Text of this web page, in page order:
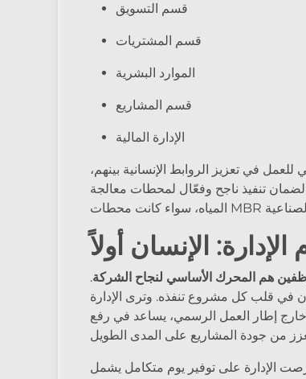
قسم التسويق
قسم المشتريات
الموارد البشرية
قسم المشاريع
الإدارة المالية
في تعزيز الروابط الإنسانية بينهم،
تنفيذ ناجح وفعّال لمحطات معالجة
الإدارة: الإنسان أولاً
هم المحرك الأساسي لنجاح الشركة.
في قلب كل مشروع تنفذه. وترى الإدارة
خارج إطار العمل الرسمي، يساعد في رفع